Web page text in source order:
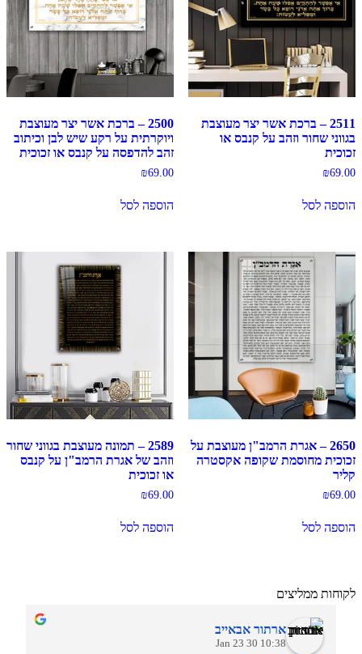
2511 – ברכת אשר יצר מעוצבת
בגווני שחור וזהב על קנבס או
זכוכית
₪69.00
הוספה לסל
2500 – ברכת אשר יצר מעוצבת
ויוקרתית על רקע שיש לבן וכיתוב
זהב להדפסה על קנבס או זכוכית
₪69.00
הוספה לסל
2650 – אגרת הרמב"ן מעוצבת על
זכוכית מחוסמת שקופה אקסטרה
קליר
₪69.00
הוספה לסל
2589 – תמונה מעוצבת בגווני שחור
וזהב של אגרת הרמב"ן על קנבס
או זכוכית
₪69.00
הוספה לסל
לקוחות ממליצים
ארתור אבאייב
10:38 30 Jan 23